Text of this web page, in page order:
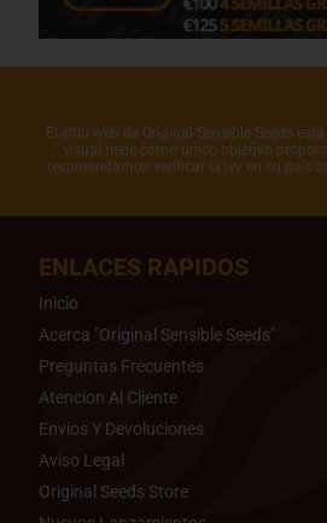
El sitio web de Original Sensible Seeds
visual tiene como único objetivo
recomendamos verificar la ley en su país
ENLACES RAPIDOS
Inicio
Acerca "Original Sensible Seeds"
Preguntas Frecuentes
Atencion Al Cliente
Envios Y Devoluciones
Aviso Legal
Original Seeds Store